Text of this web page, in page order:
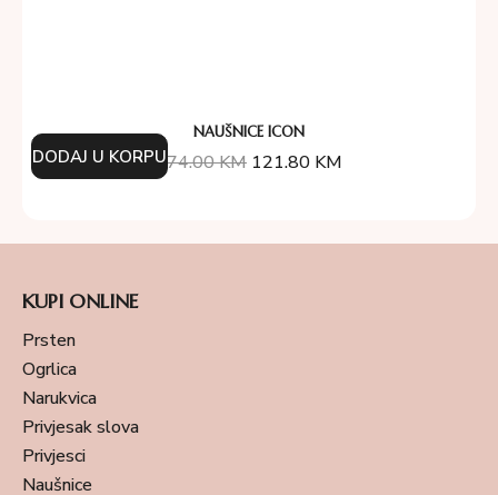
NAUŠNICE ICON
174.00KM 121.80 KM
DODAJ U KORPU
KUPI ONLINE
Prsten
Ogrlica
Narukvica
Privjesak slova
Privjesci
Naušnice